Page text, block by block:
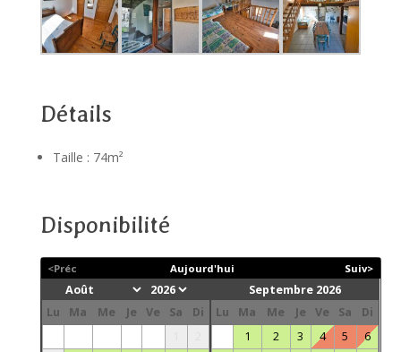
Détails
Taille : 74m²
Disponibilité
<Préc Aujourd'hui Suiv>
Lu Ma Me Je Ve Sa
Di
Septembre 2026
Lu
Ma Me Je Ve Sa
Di
1
2 3 4 5
6